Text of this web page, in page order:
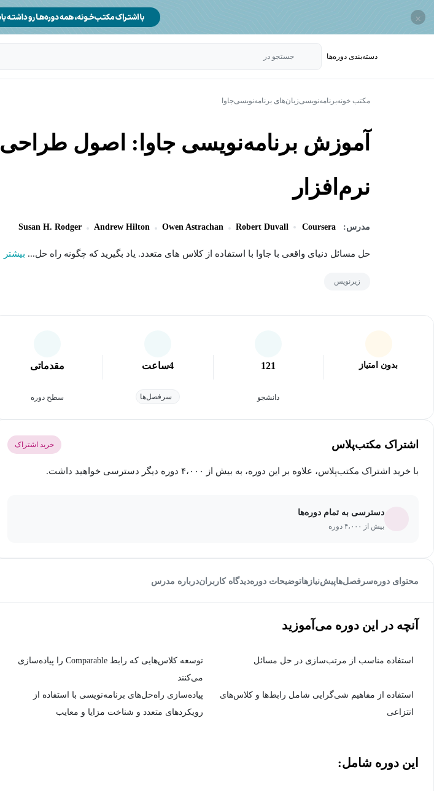
×
دسته‌بندی‌ دوره‌ها جستجو در
مکتب خونهبرنامه‌نویسیزبان‌های برنامه‌نویسیجاوا
آموزش برنامه‌نویسی جاوا: اصول طراحی
نرم‌افزار
مدرس: Coursera
Susan H. Rodger Andrew Hilton Owen Astrachan Robert Duvall
حل مسائل دنیای واقعی با جاوا با استفاده از کلاس های متعدد. یاد بگیرید که چگونه راه حل... بیشتر
زیرنویس
بدون امتیاز 121
دانشجو
4ساعت
سرفصل‌ها
مقدماتی
سطح دوره
اشتراک مکتب‌پلاس خرید اشتراک
با خرید اشتراک مکتب‌پلاس، علاوه بر این دوره، به بیش از ۴،۰۰۰ دوره دیگر دسترسی خواهید داشت.
دسترسی به تمام دوره‌ها
بیش از ۴،۰۰۰ دوره
محتوای دورهسرفصل‌هاپیش‌نیاز‌هاتوضیحات دورهدیدگاه کاربراندرباره مدرس
آنچه در این دوره می‌آموزید
استفاده مناسب از مرتب‌سازی در حل مسائل
توسعه کلاس‌هایی که رابط Comparable را پیاده‌سازی
می‌کنند
استفاده از مفاهیم شی‌گرایی شامل رابط‌ها و کلاس‌های
انتزاعی
پیاده‌سازی راه‌حل‌های برنامه‌نویسی با استفاده از
رویکردهای متعدد و شناخت مزایا و معایب
این دوره شامل: